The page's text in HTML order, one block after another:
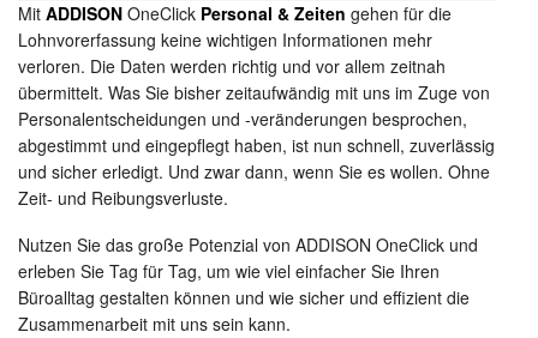
Mit ADDISON OneClick Personal & Zeiten gehen für die
Lohnvorerfassung keine wichtigen Informationen mehr
verloren. Die Daten werden richtig und vor allem zeitnah
übermittelt. Was Sie bisher zeitaufwändig mit uns im Zuge von
Personalentscheidungen und -veränderungen besprochen,
abgestimmt und eingepflegt haben, ist nun schnell, zuverlässig
und sicher erledigt. Und zwar dann, wenn Sie es wollen. Ohne
Zeit- und Reibungsverluste.
Nutzen Sie das große Potenzial von ADDISON OneClick und
erleben Sie Tag für Tag, um wie viel einfacher Sie Ihren
Büroalltag gestalten können und wie sicher und effizient die
Zusammenarbeit mit uns sein kann.